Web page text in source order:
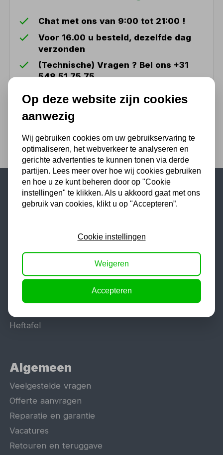
Chat met ons van 9:00 tot 21:00 !
Voor 16.00 u besteld, dezelfde dag
verzonden
(Technische) Vragen ? Bel ons +31
548 51 75 75
1.500 m2 winkel in Rijssen !
Twents familiebedrijf sinds 1992 !
Populaire categorieën
Tig lasapparaat
Hefbrug
Heftafel
Algemeen
Veelgestelde vragen
Offerte aanvragen
Reparatie en garantie
Vacatures
Retouren en teruggave
Op deze website zijn cookies
aanwezig
Wij gebruiken cookies om uw gebruikservaring te
optimaliseren, het webverkeer te analyseren en
gerichte advertenties te kunnen tonen via derde
partijen. Lees meer over hoe wij cookies gebruiken
en hoe u ze kunt beheren door op "Cookie
instellingen" te klikken. Als u akkoord gaat met ons
gebruik van cookies, klikt u op "Accepteren”.
Cookie instellingen
Weigeren
Accepteren